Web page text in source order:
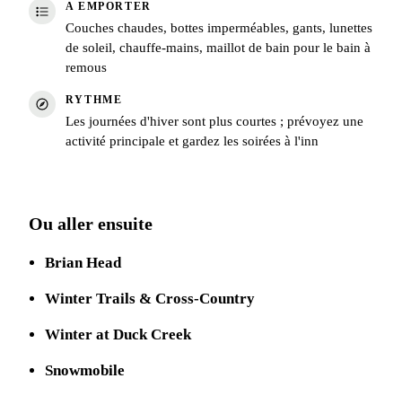
A EMPORTER
Couches chaudes, bottes imperméables, gants, lunettes
de soleil, chauffe-mains, maillot de bain pour le bain à
remous
RYTHME
Les journées d'hiver sont plus courtes ; prévoyez une
activité principale et gardez les soirées à l'inn
Ou aller ensuite
Brian Head
Winter Trails & Cross-Country
Winter at Duck Creek
Snowmobile